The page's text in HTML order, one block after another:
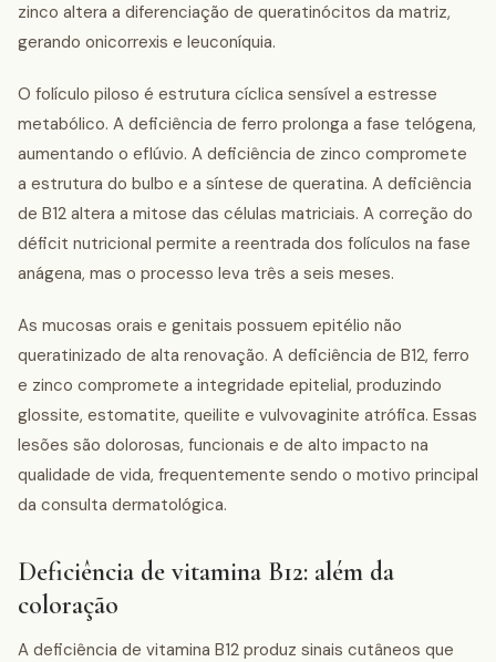
zinco altera a diferenciação de queratinócitos da matriz,
gerando onicorrexis e leuconíquia.
O folículo piloso é estrutura cíclica sensível a estresse
metabólico. A deficiência de ferro prolonga a fase telógena,
aumentando o eflúvio. A deficiência de zinco compromete
a estrutura do bulbo e a síntese de queratina. A deficiência
de B12 altera a mitose das células matriciais. A correção do
déficit nutricional permite a reentrada dos folículos na fase
anágena, mas o processo leva três a seis meses.
As mucosas orais e genitais possuem epitélio não
queratinizado de alta renovação. A deficiência de B12, ferro
e zinco compromete a integridade epitelial, produzindo
glossite, estomatite, queilite e vulvovaginite atrófica. Essas
lesões são dolorosas, funcionais e de alto impacto na
qualidade de vida, frequentemente sendo o motivo principal
da consulta dermatológica.
Deficiência de vitamina B12: além da
coloração
A deficiência de vitamina B12 produz sinais cutâneos que